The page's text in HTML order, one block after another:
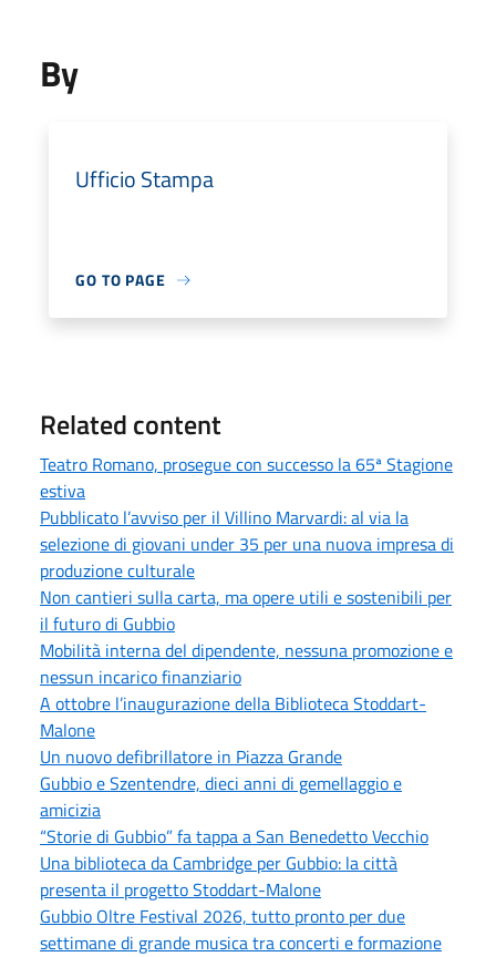
By
Ufficio Stampa
GO TO PAGE
Related content
Teatro Romano, prosegue con successo la 65ª Stagione
estiva
Pubblicato l’avviso per il Villino Marvardi: al via la
selezione di giovani under 35 per una nuova impresa di
produzione culturale
Non cantieri sulla carta, ma opere utili e sostenibili per
il futuro di Gubbio
Mobilità interna del dipendente, nessuna promozione e
nessun incarico finanziario
A ottobre l’inaugurazione della Biblioteca Stoddart-
Malone
Un nuovo defibrillatore in Piazza Grande
Gubbio e Szentendre, dieci anni di gemellaggio e
amicizia
“Storie di Gubbio” fa tappa a San Benedetto Vecchio
Una biblioteca da Cambridge per Gubbio: la città
presenta il progetto Stoddart-Malone
Gubbio Oltre Festival 2026, tutto pronto per due
settimane di grande musica tra concerti e formazione